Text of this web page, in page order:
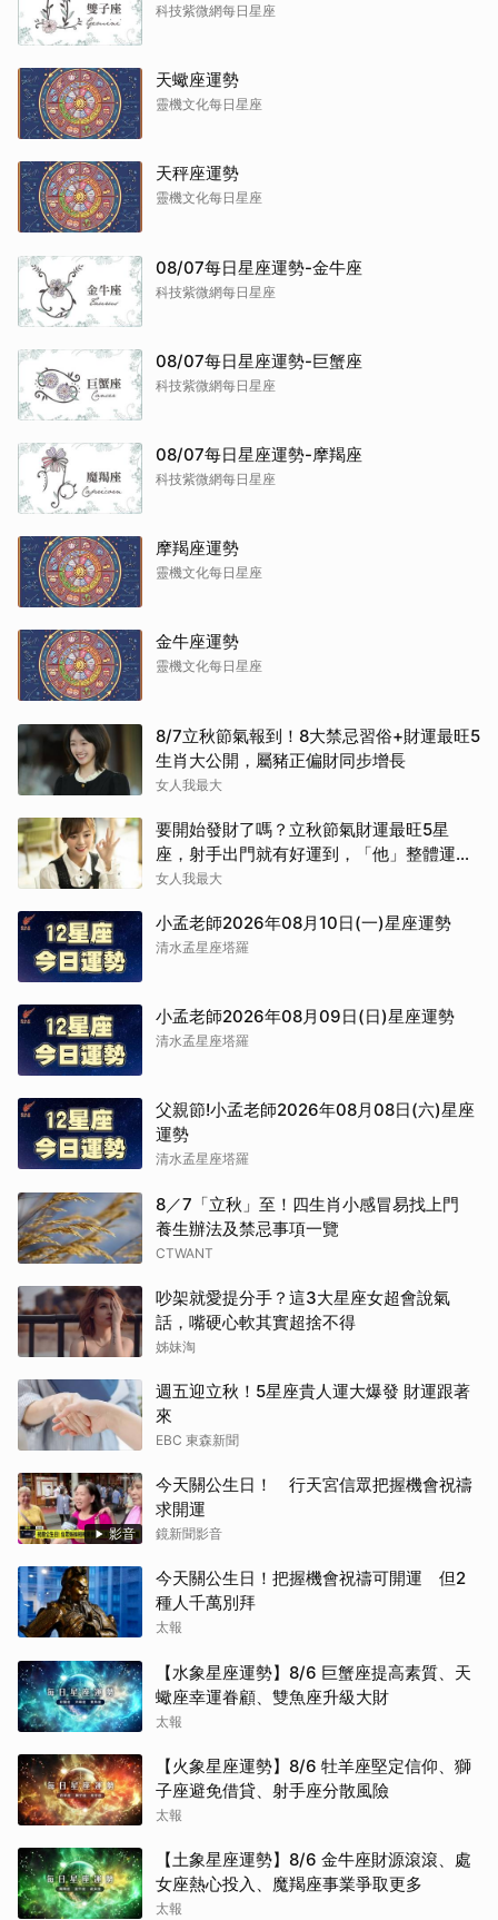
科技紫微網每日星座
天蠍座運勢
靈機文化每日星座
天秤座運勢
靈機文化每日星座
08/07每日星座運勢-金牛座
科技紫微網每日星座
08/07每日星座運勢-巨蟹座
科技紫微網每日星座
08/07每日星座運勢-摩羯座
科技紫微網每日星座
摩羯座運勢
靈機文化每日星座
金牛座運勢
靈機文化每日星座
8/7立秋節氣報到！8大禁忌習俗+財運最旺5
生肖大公開，屬豬正偏財同步增長
女人我最大
要開始發財了嗎？立秋節氣財運最旺5星
座，射手出門就有好運到，「他」整體運勢
將走上坡
女人我最大
小孟老師2026年08月10日(一)星座運勢
清水孟星座塔羅
小孟老師2026年08月09日(日)星座運勢
清水孟星座塔羅
父親節!小孟老師2026年08月08日(六)星座
運勢
清水孟星座塔羅
8／7「立秋」至！四生肖小感冒易找上門
養生辦法及禁忌事項一覽
CTWANT
吵架就愛提分手？這3大星座女超會說氣
話，嘴硬心軟其實超捨不得
姊妹淘
週五迎立秋！5星座貴人運大爆發 財運跟著
來
EBC 東森新聞
影音
今天關公生日！ 行天宮信眾把握機會祝禱
求開運
鏡新聞影音
今天關公生日！把握機會祝禱可開運 但2
種人千萬別拜
太報
【水象星座運勢】8/6 巨蟹座提高素質、天
蠍座幸運眷顧、雙魚座升級大財
太報
【火象星座運勢】8/6 牡羊座堅定信仰、獅
子座避免借貸、射手座分散風險
太報
【土象星座運勢】8/6 金牛座財源滾滾、處
女座熱心投入、魔羯座事業爭取更多
太報